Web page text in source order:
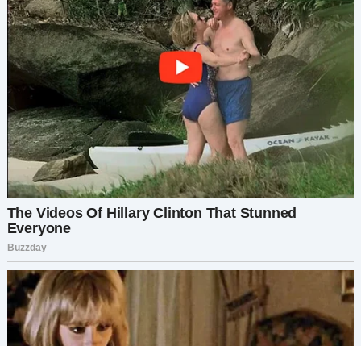
взрослой, чтобы превратиться в папину дочку,
он сосредоточился на Марине. Вот что я имела
в виду, когда говорила, что с тех пор всё пошло
под откос, — он и Марина начали объединяться
против меня, отчуждая меня в доме. Это было
неприятно, и, честно говоря, я не хочу
вдаваться в подробности того, что
происходило. Скажем так, я бы хотела иметь
более функциональную семью.
Марина выросла избалованной девчонкой. Вот
в чём дело с моим отцом. Он мог быть
абсолютным подонком, но он не был глуп. На
самом деле, он сколотил себе состояние,
основав торговую компанию. Впрочем, это
имело смысл, поскольку у него были все черты
психопатичного генерального директора.